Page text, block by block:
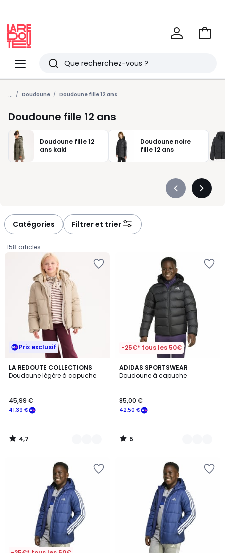
Menu
Redoute
Rechercher
Derniers
articles
vus
Voir
... Doudoune Doudoune fille 12 ans
Doudoune fille 12 ans
Doudoune fille 12
ans kaki
Doudoune noire
fille 12 ans
Précédent
Catégories Filtrer et trier
158 articles
Prix exclusif
LA REDOUTE COLLECTIONS
Doudoune légère à capuche
€
souscrivez
notre
programme
41,39 €
45,99 €
4,7
/ 5
5
Couleurs
4,7
/
-25€* tous les 50€
ADIDAS SPORTSWEAR
Doudoune à capuche
42,50 €
85,00 €
5
/
2
Couleurs
5
/